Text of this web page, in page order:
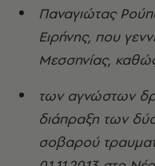
Παναγιώτας
Ειρήνης, που
Μεσσηνίας,
των αγνώστων
διάπραξη των
σοβαρού